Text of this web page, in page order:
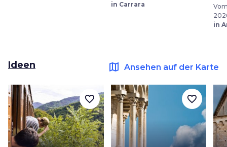
in Carrara
in
Ideen map Ansehen auf der Karte
favorite_border favorite_border